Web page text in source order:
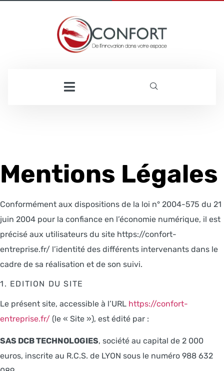
Mentions Légales
Conformément aux dispositions de la loi n° 2004-575 du 21
juin 2004 pour la confiance en l’économie numérique, il est
précisé aux utilisateurs du site https://confort-
entreprise.fr/ l’identité des différents intervenants dans le
cadre de sa réalisation et de son suivi.
1. EDITION DU SITE
Le présent site, accessible à l’URL https://confort-
entreprise.fr/ (le « Site »), est édité par :
SAS DCB TECHNOLOGIES, société au capital de 2 000
euros, inscrite au R.C.S. de LYON sous le numéro 988 632